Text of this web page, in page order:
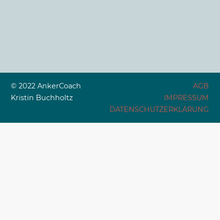
© 2022 AnkerCoach
Kristin Buchholtz
AGB
IMPRESSUM
DATENSCHUTZERKLÄRUNG